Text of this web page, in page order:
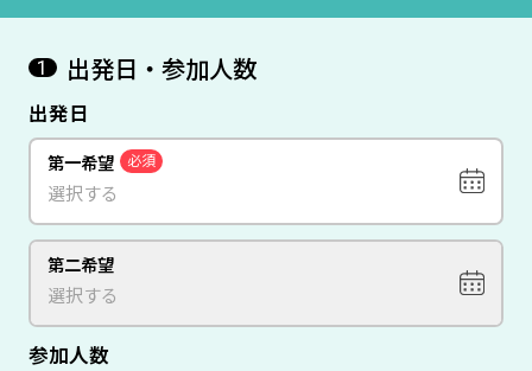
1 出発日・参加人数
出発日
第一希望 必須
第二希望
参加人数